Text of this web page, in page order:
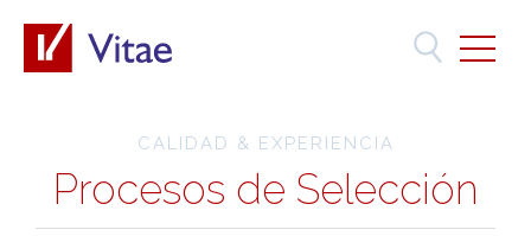
CALIDAD & EXPERIENCIA
Procesos de Selección